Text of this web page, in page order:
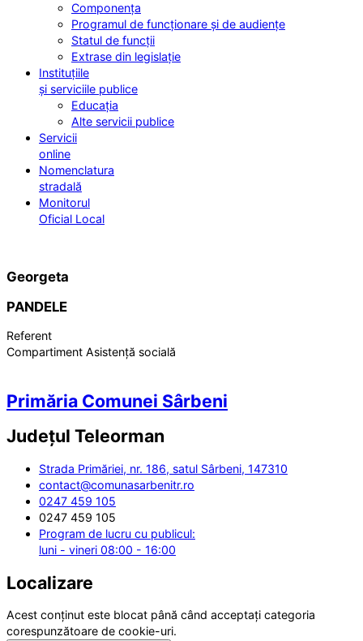
Componența
Programul de funcționare și de audiențe
Statul de funcții
Extrase din legislație
Instituțiile
și serviciile publice
Educația
Alte servicii publice
Servicii
online
Nomenclatura
stradală
Monitorul
Oficial Local
Georgeta
PANDELE
Referent
Compartiment Asistență socială
Primăria Comunei Sârbeni
Județul Teleorman
Strada Primăriei, nr. 186, satul Sârbeni, 147310
contact@comunasarbenitr.ro
0247 459 105
0247 459 105
Program de lucru cu publicul:
luni - vineri 08:00 - 16:00
Localizare
Acest conținut este blocat până când acceptați categoria
corespunzătoare de cookie-uri.